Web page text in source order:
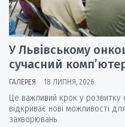
У Львівському
сучасний
ГАЛЕРЕЯ 18 ЛИПНЯ, 2026
Це важливий крок у розвитку
відкриває нові можливості
захворювань